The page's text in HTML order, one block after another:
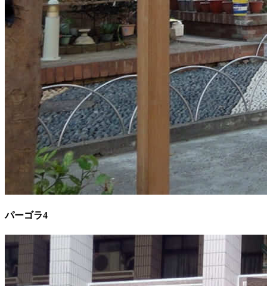
パーゴラ4